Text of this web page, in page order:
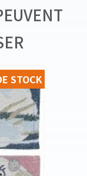
STOCK